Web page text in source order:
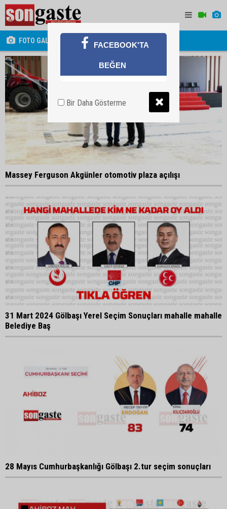
FOTO GALERİ
Massey Ferguson Akgünler otomotiv plaza açılışı
31 Mart 2024 Gölbaşı Yerel Seçim Sonuçları mahalle mahalle
Belediye Baş
28 Mayıs Cumhurbaşkanlığı Gölbaşı 2.tur seçim sonuçları
FACEBOOK'TA
BEĞEN
Bir Daha Gösterme